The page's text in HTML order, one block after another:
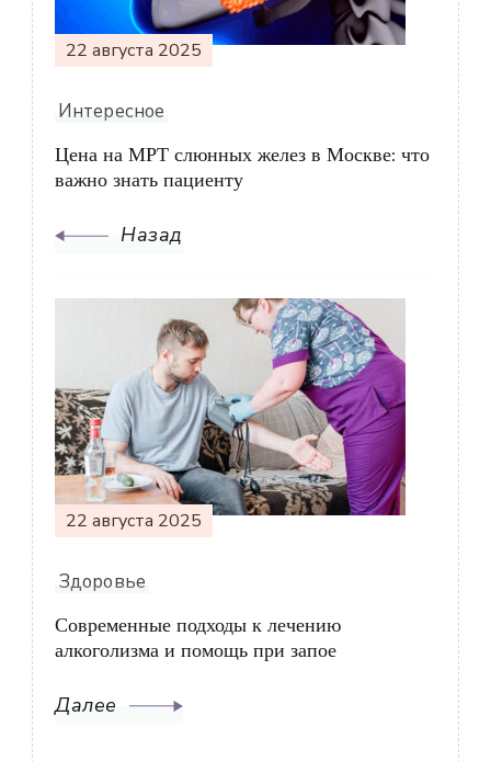
22 августа 2025
Интересное
Цена на МРТ слюнных желез в Москве: что
важно знать пациенту
Назад
22 августа 2025
Здоровье
Современные подходы к лечению
алкоголизма и помощь при запое
Далее